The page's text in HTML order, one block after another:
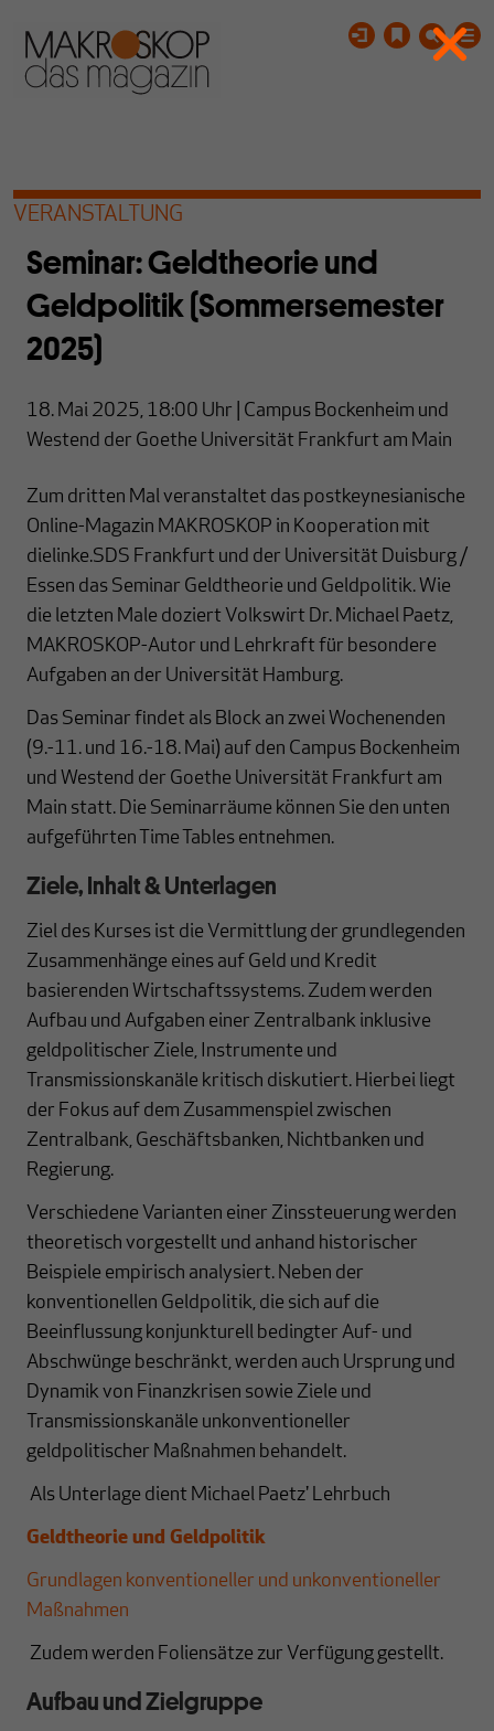
VERANSTALTUNG
Seminar: Geldtheorie und
Geldpolitik (Sommersemester
2025)
18. Mai 2025, 18:00 Uhr | Campus Bockenheim und
Westend der Goethe Universität Frankfurt am Main
Zum dritten Mal veranstaltet das postkeynesianische
Online-Magazin MAKROSKOP in Kooperation mit
dielinke.SDS Frankfurt und der Universität Duisburg /
Essen das Seminar Geldtheorie und Geldpolitik. Wie
die letzten Male doziert Volkswirt Dr. Michael Paetz,
MAKROSKOP-Autor und Lehrkraft für besondere
Aufgaben an der Universität Hamburg.
Das Seminar findet als Block an zwei Wochenenden
(9.-11. und 16.-18. Mai) auf den Campus Bockenheim
und Westend der Goethe Universität Frankfurt am
Main statt. Die Seminarräume können Sie den unten
aufgeführten Time Tables entnehmen.
Ziele, Inhalt & Unterlagen
Ziel des Kurses ist die Vermittlung der grundlegenden
Zusammenhänge eines auf Geld und Kredit
basierenden Wirtschaftssystems. Zudem werden
Aufbau und Aufgaben einer Zentralbank inklusive
geldpolitischer Ziele, Instrumente und
Transmissionskanäle kritisch diskutiert. Hierbei liegt
der Fokus auf dem Zusammenspiel zwischen
Zentralbank, Geschäftsbanken, Nichtbanken und
Regierung.
Verschiedene Varianten einer Zinssteuerung werden
theoretisch vorgestellt und anhand historischer
Beispiele empirisch analysiert. Neben der
konventionellen Geldpolitik, die sich auf die
Beeinflussung konjunkturell bedingter Auf- und
Abschwünge beschränkt, werden auch Ursprung und
Dynamik von Finanzkrisen sowie Ziele und
Transmissionskanäle unkonventioneller
geldpolitischer Maßnahmen behandelt.
Als Unterlage dient Michael Paetz' Lehrbuch
Geldtheorie und Geldpolitik
Grundlagen konventioneller und unkonventioneller
Maßnahmen
Zudem werden Foliensätze zur Verfügung gestellt.
Aufbau und Zielgruppe